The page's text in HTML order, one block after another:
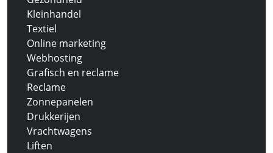
Kleinhandel
Textiel
Online marketing
Webhosting
Grafisch en reclame
Reclame
Zonnepanelen
Drukkerijen
Vrachtwagens
Liften